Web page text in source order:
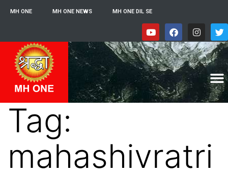
MH ONE MH ONE NEWS MH ONE DIL SE
Tag:
mahashivratri